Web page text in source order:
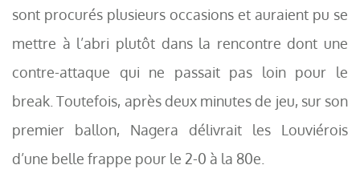
sont procurés plusieurs occasions et auraient pu se
mettre à l’abri plutôt dans la rencontre dont une
contre-attaque qui ne passait pas loin pour le
break. Toutefois, après deux minutes de jeu, sur son
premier ballon, Nagera délivrait les Louviérois
d’une belle frappe pour le 2-0 à la 80e.